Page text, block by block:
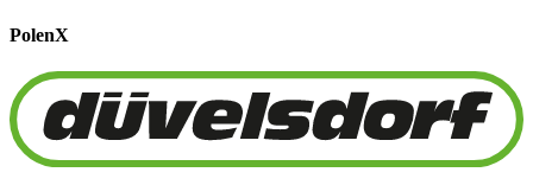
PolenX